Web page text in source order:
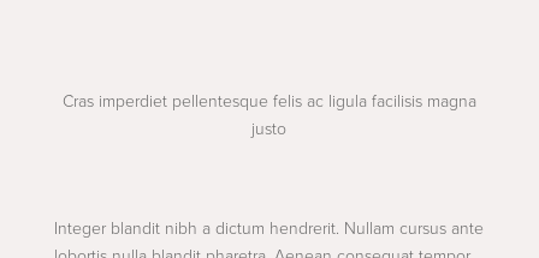
Cras imperdiet pellentesque felis ac ligula facilisis magna
justo
Integer blandit nibh a dictum hendrerit. Nullam cursus ante